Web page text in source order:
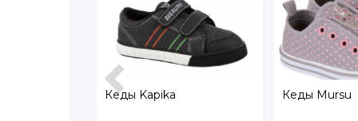
Кеды Kapika Кеды Mursu